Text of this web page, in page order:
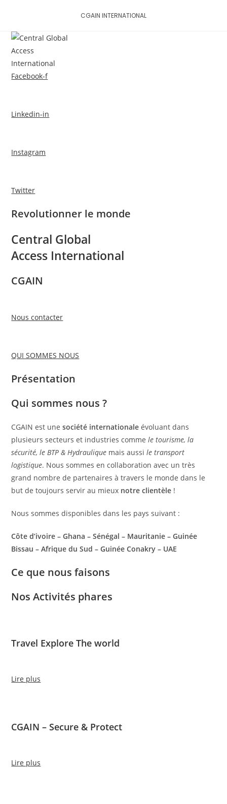
content
CGAIN INTERNATIONAL
Facebook-f
Linkedin-in
Instagram
Twitter
Revolutionner le monde
Central Global
Access International
CGAIN
Nous contacter
QUI SOMMES NOUS
Présentation
Qui sommes nous ?
CGAIN est unesociété internationale évoluant dans
plusieurs secteurs et industries commele tourisme, la
sécurité, le BTP & Hydraulique mais aussile transport
logistique. Nous sommes en collaboration avec un très
grand nombre de partenaires à travers le monde dans le
but de toujours servir au mieux notre clientèle !
Nous sommes disponibles dans les pays suivant :
Côte d’ivoire – Ghana – Sénégal – Mauritanie – Guinée
Bissau – Afrique du Sud – Guinée Conakry – UAE
Ce que nous faisons
Nos Activités phares
Travel Explore The world
Lire plus
CGAIN – Secure & Protect
Lire plus